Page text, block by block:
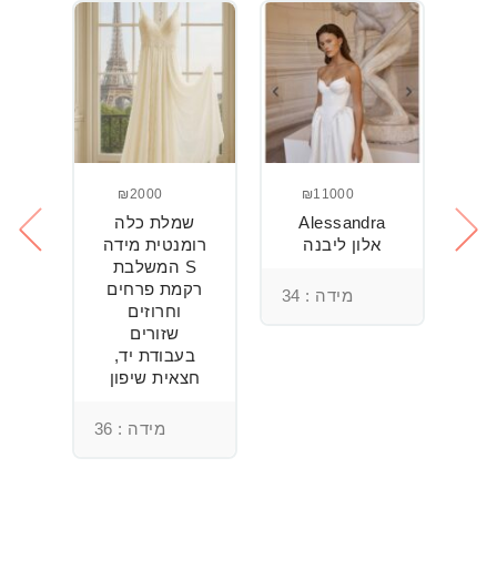
₪11000
Alessandra
אלון ליבנה
מידה : 34
₪2000
שמלת כלה
רומנטית מידה
S המשלבת
רקמת פרחים
וחרוזים
שזורים
בעבודת יד,
חצאית שיפון
מידה : 36